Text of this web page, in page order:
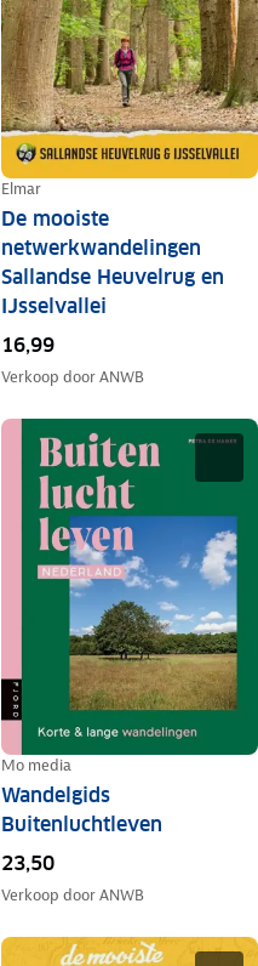
Elmar
De mooiste
netwerkwandelingen
Sallandse Heuvelrug en
IJsselvallei
16,99
Verkoop doorANWB
Mo media
Wandelgids
Buitenluchtleven
23,50
Verkoop doorANWB